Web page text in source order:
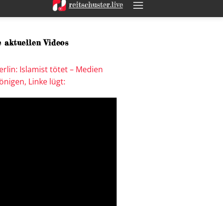
aktuellen Videos
Islamist tötet – Medien
Linke lügt: